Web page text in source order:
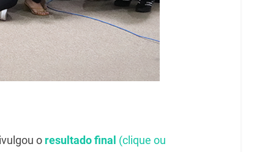
o resultado final (clique ou